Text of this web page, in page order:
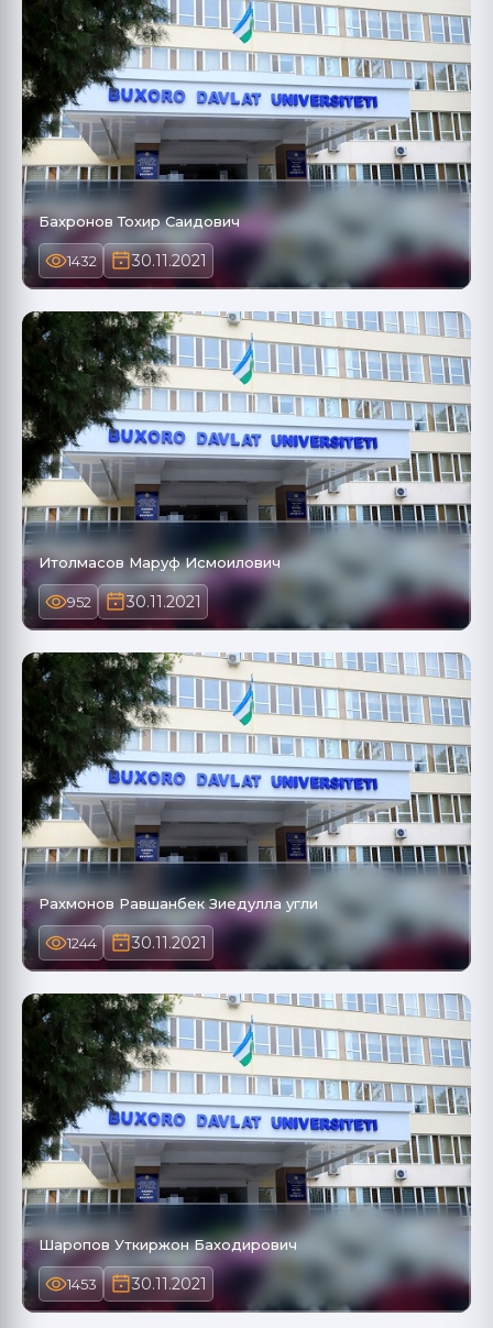
Бахронов Тохир Саидович
1432 30.11.2021
Итолмасов Маруф Исмоилович
952 30.11.2021
Рахмонов Равшанбек Зиедулла угли
1244 30.11.2021
Шаропов Уткиржон Баходирович
1453 30.11.2021